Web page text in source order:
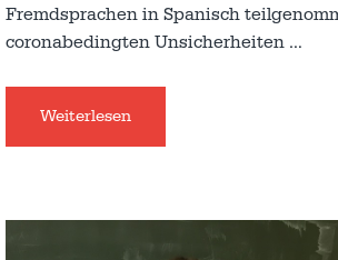
Fremdsprachen in Spanisch
coronabedingten Unsicherheiten …
Weiterlesen